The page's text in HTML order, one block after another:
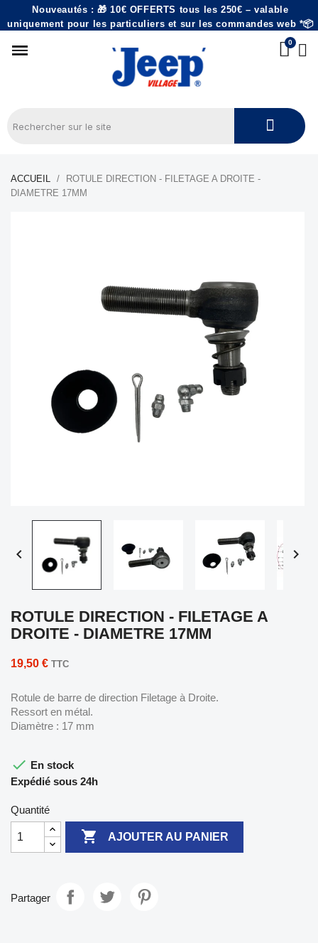
Nouveautés : 🎁 10€ OFFERTS tous les 250€ – valable
uniquement pour les particuliers et sur les commandes web *📦
ACCUEIL
ROTULE DIRECTION - FILETAGE A DROITE -
DIAMETRE 17MM
 
ROTULE DIRECTION - FILETAGE A
DROITE - DIAMETRE 17MM
19,50 € TTC
Rotule de barre de direction Filetage à Droite.
Ressort en métal.
Diamètre : 17 mm
 En stock
Expédié sous 24h
Quantité
 AJOUTER AU PANIER
Partager